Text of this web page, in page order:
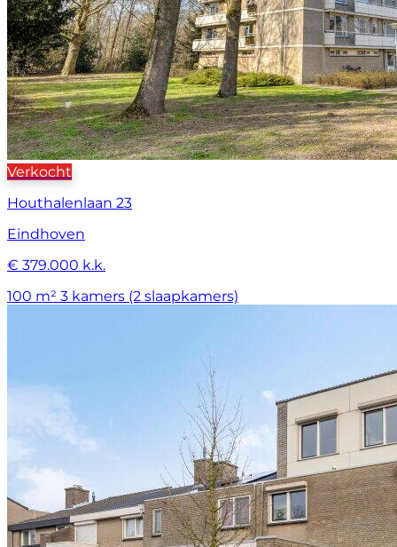
Verkocht
Houthalenlaan 23
Eindhoven
€ 379.000 k.k.
100 m² 3 kamers (2 slaapkamers)